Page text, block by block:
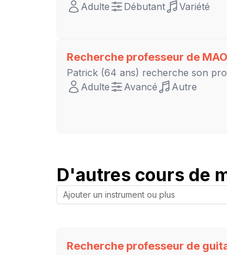
Adulte
Débutant Variété
Recherche professeur de
Patrick (64 ans) recherche son
Adulte
Avancé Autre
D'autres cours de
Recherche professeur de